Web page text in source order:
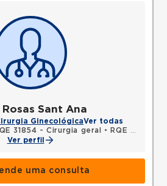
Sant Ana
GinecológicaVer todas
31854 - Cirurgia geral •
RQE 31855 - Cirurgia oncológica
Ver perfil
uma consulta